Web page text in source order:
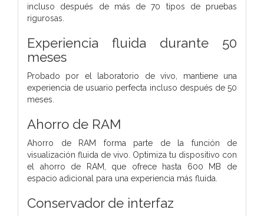
incluso después de más de 70 tipos de pruebas
rigurosas.
Experiencia fluida durante 50
meses
Probado por el laboratorio de vivo, mantiene una
experiencia de usuario perfecta incluso después de 50
meses.
Ahorro de RAM
Ahorro de RAM forma parte de la función de
visualización fluida de vivo. Optimiza tu dispositivo con
el ahorro de RAM, que ofrece hasta 600 MB de
espacio adicional para una experiencia más fluida.
Conservador de interfaz